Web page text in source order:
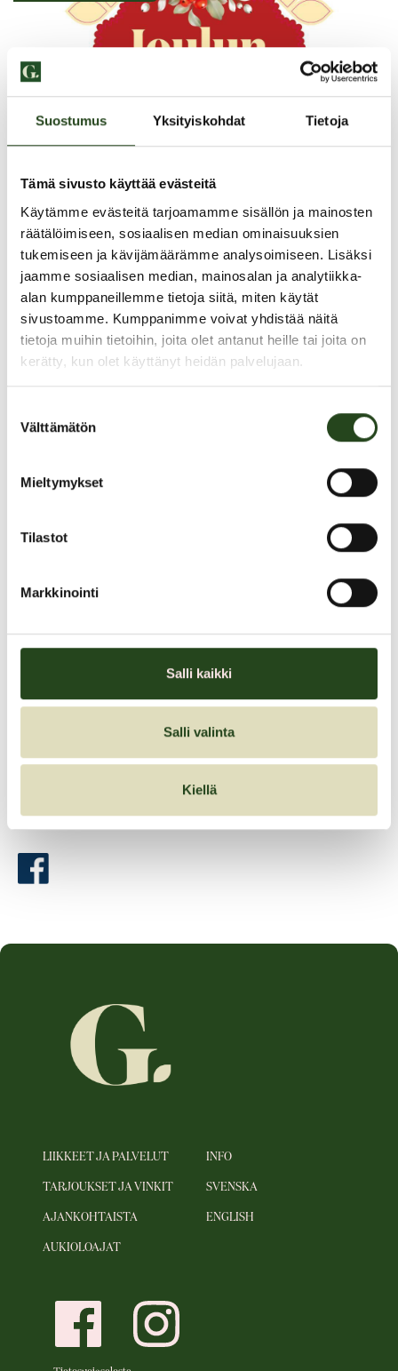
Suostumus Yksityiskohdat Tietoja
Tämä sivusto käyttää evästeitä
Käytämme evästeitä tarjoamamme sisällön ja mainosten
räätälöimiseen, sosiaalisen median ominaisuuksien
tukemiseen ja kävijämäärämme analysoimiseen. Lisäksi
jaamme sosiaalisen median, mainosalan ja analytiikka-
alan kumppaneillemme tietoja siitä, miten käytät
sivustoamme. Kumppanimme voivat yhdistää näitä
tietoja muihin tietoihin, joita olet antanut heille tai joita on
kerätty, kun olet käyttänyt heidän palvelujaan.
valinta
Välttämätön
Mieltymykset
Tilastot
Markkinointi
Salli kaikki
Salli valinta
Kiellä
Joulunavaus to 27.11.
Kurkkaa alta päivän ohjelma:
15–18 Ali-Ollin Alpakkatilan alpakat ja puput tavattavissa
15:30, 16:30 & 17:30 jouluista saksofonimusiikkia (20 min esitys)
16–18:30 Joulukorttipaja – tule askartelemaan omat
ideoihin! Jaossa myös voidenäytteitä ja arpajaiset
Maista Alkon omaa alkoholitonta Ystävän Glögiä klo 14–
19
Jaa artikkeli
LIIKKEET JA PALVELUT
TARJOUKSET JA VINKIT
AJANKOHTAISTA
AUKIOLOAJAT
INFO
SVENSKA
ENGLISH